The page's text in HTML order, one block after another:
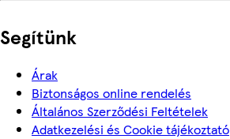
Segítünk
Árak
Biztonságos online rendelés
Általános Szerződési Feltételek
Adatkezelési és Cookie tájékoztató